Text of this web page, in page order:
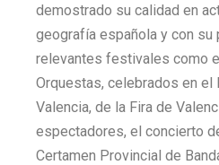
demostrado su calidad en
geografía española y con su
relevantes festivales como
Orquestas, celebrados en el
Valencia, de la Fira de
espectadores, el concierto
Certamen Provincial de